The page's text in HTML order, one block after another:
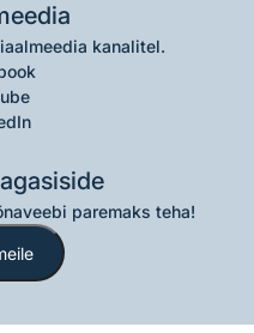
kanalitel.
paremaks teha!